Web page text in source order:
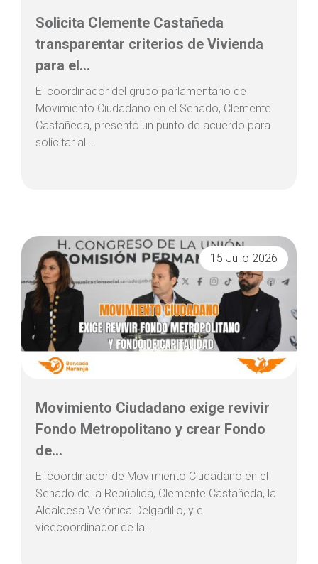
Solicita Clemente Castañeda
transparentar criterios de Vivienda
para el...
El coordinador del grupo parlamentario de
Movimiento Ciudadano en el Senado, Clemente
Castañeda, presentó un punto de acuerdo para
solicitar al...
15 Julio 2026
Movimiento Ciudadano exige revivir
Fondo Metropolitano y crear Fondo
de...
El coordinador de Movimiento Ciudadano en el
Senado de la República, Clemente Castañeda, la
Alcaldesa Verónica Delgadillo, y el
vicecoordinador de la...